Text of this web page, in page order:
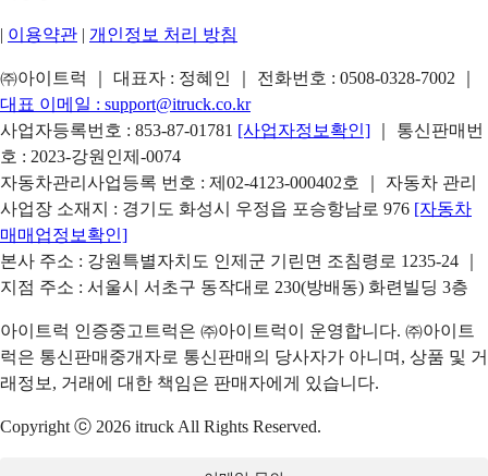
| 이용약관 | 개인정보 처리 방침
㈜아이트럭 ｜ 대표자 : 정혜인 ｜ 전화번호 : 0508-0328-7002
대표 이메일 : support@itruck.co.kr
사업자등록번호 : 853-87-01781 [사업자정보확인]
｜ 통신판매번
호 : 2023-강원인제-0074
자동차관리사업등록 번호 : 제02-4123-000402호 ｜ 자동차 관리
사업장 소재지 : 경기도 화성시 우정읍 포승항남로 976 [자동차
매매업정보확인]
본사 주소 : 강원특별자치도 인제군 기린면 조침령로 1235-24 ｜
지점 주소 : 서울시 서초구 동작대로 230(방배동) 화련빌딩 3층
아이트럭 인증중고트럭은 ㈜아이트럭이 운영합니다. ㈜아이트
럭은 통신판매중개자로 통신판매의 당사자가 아니며, 상품 및 거
래정보, 거래에 대한 책임은 판매자에게 있습니다.
Copyright ⓒ 2026 itruck All Rights Reserved.